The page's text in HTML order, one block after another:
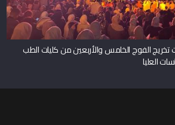
الفوج الخامس والأربعين من كليات الطب
العليا